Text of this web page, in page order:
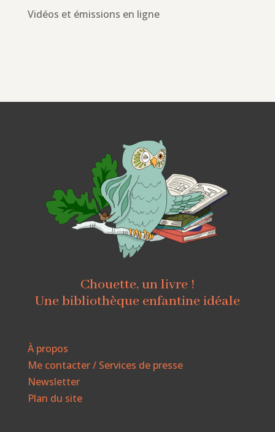
Vidéos et émissions en ligne
Chouette, un livre !
Une bibliothèque enfantine idéale
À propos
Me contacter / Services de presse
Newsletter
Plan du site